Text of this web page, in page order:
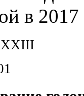
в 2017
XXIII